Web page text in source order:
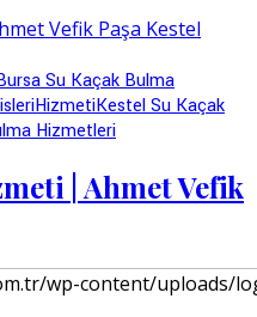
Su Kaçak Bulma
HizmetiKestel Su Kaçak
Hizmetleri
| Ahmet Vefik